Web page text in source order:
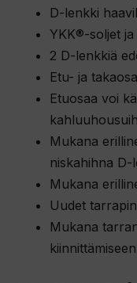
D-lenkki
YKK®-soljet
2 D-lenkkiä
Etu- ja
Etuosaa voi
Mukana
niskahihna D-
Mukana
Uudet
Mukana
kiinnittämiseen